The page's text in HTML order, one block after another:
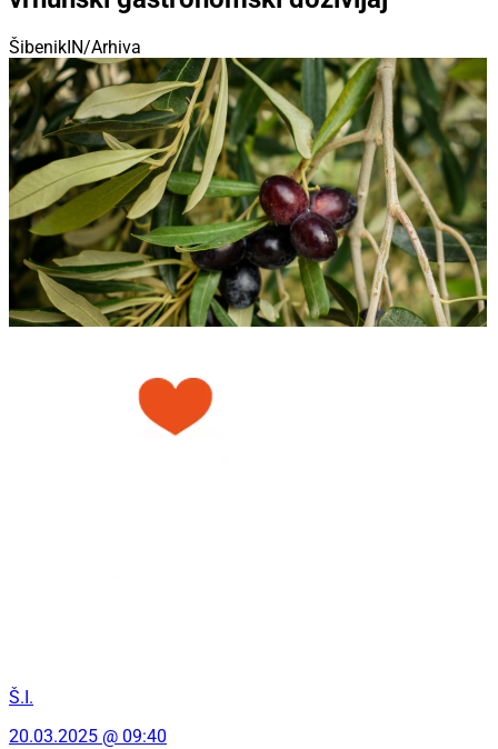
ŠibenikIN/Arhiva
Š.I.
20.03.2025 @ 09:40